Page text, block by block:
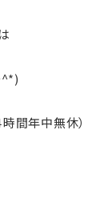
間年中無休）